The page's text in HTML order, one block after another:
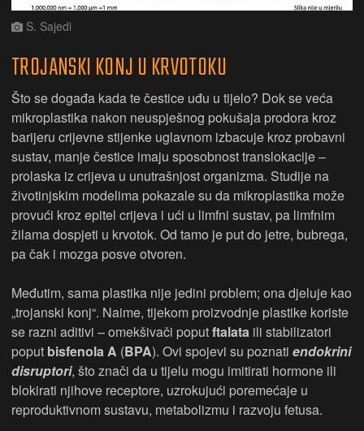
S. Sajedi
TROJANSKI KONJ U KRVOTOKU
Što se događa kada te čestice uđu u tijelo? Dok se veća
mikroplastika nakon neuspješnog pokušaja prodora kroz
barijeru crijevne stijenke uglavnom izbacuje kroz probavni
sustav, manje čestice imaju sposobnost translokacije –
prolaska iz crijeva u unutrašnjost organizma. Studije na
životinjskim modelima pokazale su da mikroplastika može
provući kroz epitel crijeva i ući u limfni sustav, pa limfnim
žilama dospjeti u krvotok. Od tamo je put do jetre, bubrega,
pa čak i mozga posve otvoren.
Međutim, sama plastika nije jedini problem; ona djeluje kao
„trojanski konj“. Naime, tijekom proizvodnje plastike koriste
se razni aditivi – omekšivači poputftalata ili stabilizatori
poput bisfenola A (BPA). Ovi spojevi su poznati endokrini
disruptori, što znači da u tijelu mogu imitirati hormone ili
blokirati njihove receptore, uzrokujući poremećaje u
reproduktivnom sustavu, metabolizmu i razvoju fetusa.